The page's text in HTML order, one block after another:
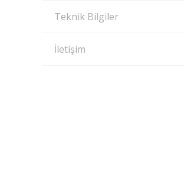
Teknik Bilgiler
İletişim